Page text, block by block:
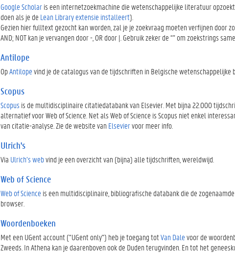
Google Scholaris een internetzoekmachine die wetenschappelijke literatuur
doen als je de Lean Library extensie installeert).
Gezien hier fulltext gezocht kan worden, zal je je zoekvraag moeten verfijnen door
AND; NOT kan je vervangen door -, OR door |. Gebruik zeker de “” om zoekstrings
Antilope
OpAntilopevind je de catalogus van de tijdschriften in Belgische wetenschappelijke
Scopus
Scopus is de multidisciplinaire citatiedatabank van Elsevier. Met bijna 22.000
alternatief voor Web of Science. Net als Web of Science is Scopus niet enkel
van citatie-analyse. Zie de website van Elseviervoor meer info.
Ulrich's
Via Ulrich’s webvind je een overzicht van (bijna) alle tijdschriften, wereldwijd.
Web of Science
Web of Science is een multidisciplinaire, bibliografische databank die de
browser.
Woordenboeken
Met een UGent account ("UGent only") heb je toegang totVan Dalevoor de
Zweeds. In Athena kan je daarenboven ook de Duden terugvinden. En tot het